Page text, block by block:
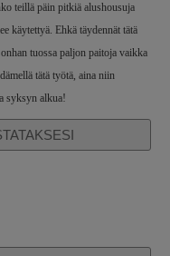
teillä päin pitkiä alushousuja
käytettyä. Ehkä täydennät tätä
tuossa paljon paitoja vaikka
tätä työtä, aina niin
syksyn alkua!